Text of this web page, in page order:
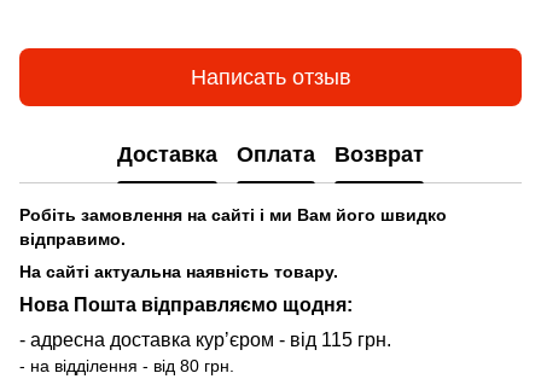
Написать отзыв
Доставка Оплата Возврат
Робіть замовлення на сайті і ми Вам його швидко
відправимо.
На сайті актуальна наявність товару.
Нова Пошта відправляємо щодня:
- адресна доставка курʼєром - від 115 грн.
- на відділення - від 80 грн.